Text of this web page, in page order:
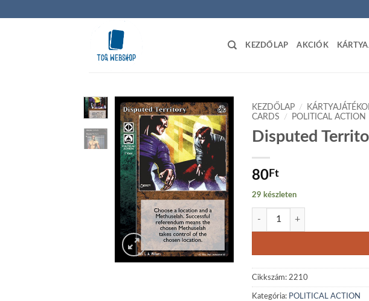
KEZDŐLAP AKCIÓK
Add to
wishlist
KEZDŐLAP /
CARDS
/ POLITICAL ACTION
Disputed
80Ft
29 készleten
Disputed Territory mennyiség
Cikkszám: 2210
Kategória: POLITICAL ACTION